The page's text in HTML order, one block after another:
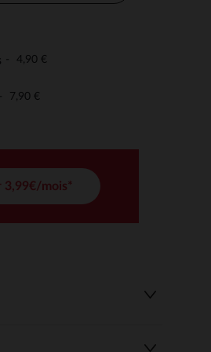
garantissant la conformité avec
4,90 €
7,90 €
3,99€/mois*